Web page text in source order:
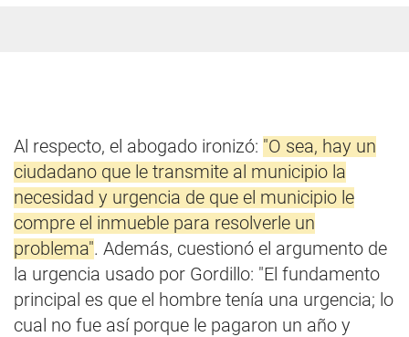
Al respecto, el abogado ironizó: "O sea, hay un
ciudadano que le transmite al municipio la
necesidad y urgencia de que el municipio le
compre el inmueble para resolverle un
problema". Además, cuestionó el argumento de
la urgencia usado por Gordillo: "El fundamento
principal es que el hombre tenía una urgencia; lo
cual no fue así porque le pagaron un año y